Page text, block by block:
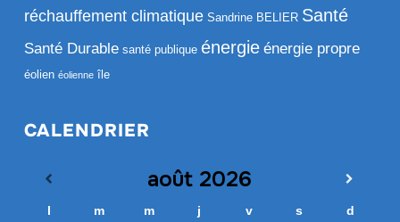
réchauffement climatique Sandrine BELIER Santé
Santé Durable santé publique énergie énergie propre
éolien éolienne île
CALENDRIER
août 2026
l m m j v s
d